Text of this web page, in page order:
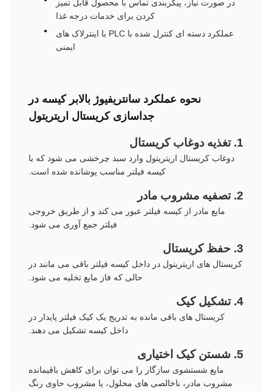
در صورت نیاز، پیکربندی تماس با محصول قابل تمیز
کردن برای خدمات درجه غذا
عملکرد دسته ای کنترل شده با PLC با اینترلاک های
ایمنی
نحوه عملکرد سانتریفیوژ بالابر کیسه در
جداسازی کریستال اریتریتول
1. تغذیه دوغاب کریستال
دوغاب کریستال اریتریتول وارد سبد چرخشی می شود که با
کیسه فیلتر مناسب پوشانده شده است.
2. تصفیه مشروب مادر
مایع مادر از کیسه فیلتر عبور می کند و از طریق خروجی
فیلتر جمع آوری می شود.
3. حفظ کریستال
کریستال های اریتریتول در داخل کیسه فیلتر باقی می مانند در
حالی که فاز مایع تخلیه می شود.
4. تشکیل کیک
کریستال های باقی مانده به تدریج یک کیک فیلتر پایدار در
داخل کیسه تشکیل می دهند.
5. شستن کیک اختیاری
مایع شستشوی سازگار را می توان برای کاهش باقیمانده
مشروب مادر، ناخالصی های محلول، یا مشروب حاوی رنگ